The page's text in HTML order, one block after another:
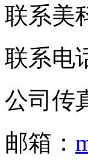
联系美
联系电
公司传
邮箱：